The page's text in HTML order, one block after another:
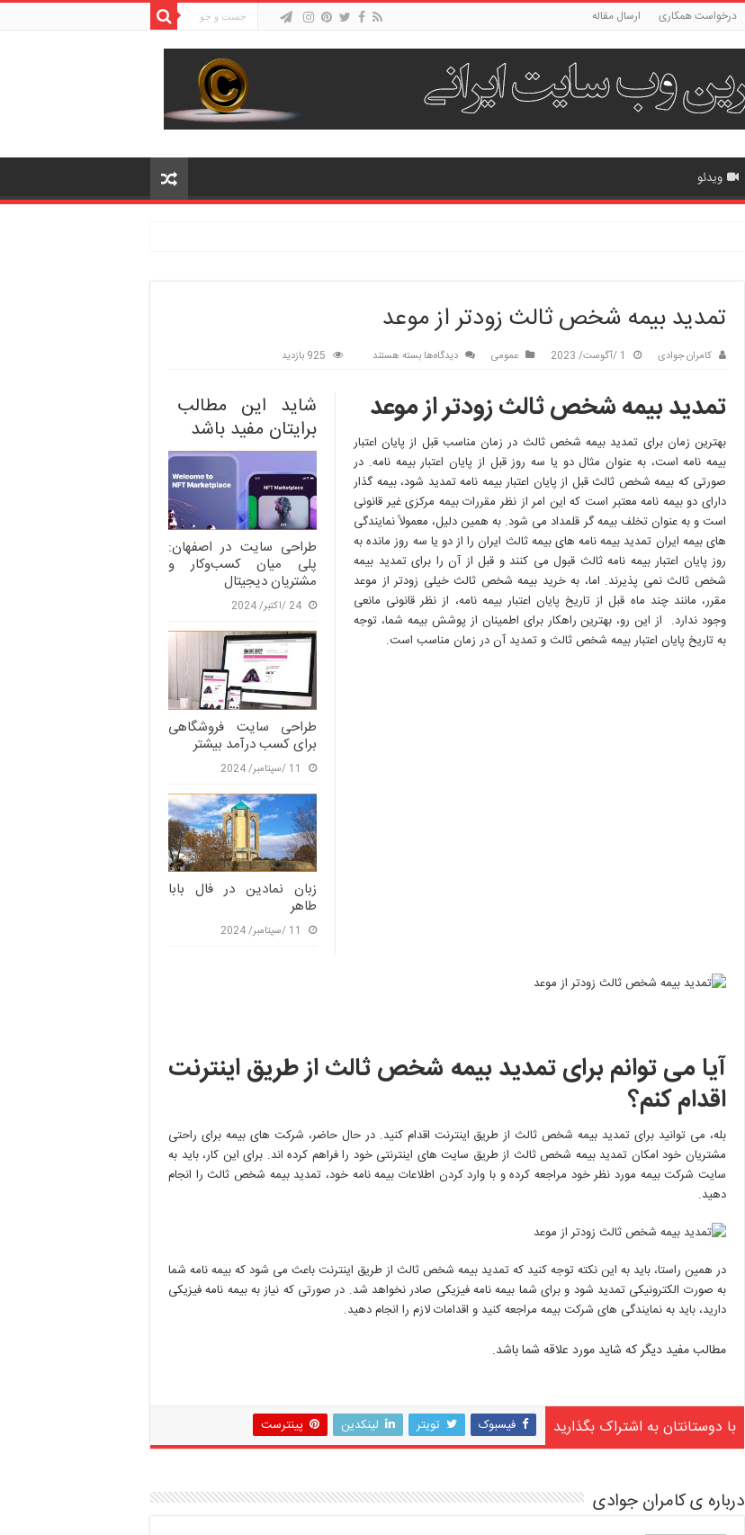
درخواست همکاری ارسال مقاله
ویدئو
تمدید بیمه شخص ثالث زودتر از موعد
کامران جوادی 1 /آگوست/ 2023 عمومی دیدگاه‌ها برای
شخص
ثالث
زودتر
از
موعد
بسته هستند 925 بازدید
شاید این مطالب
برایتان مفید باشد
طراحی سایت در اصفهان:
پلی میان کسب‌وکار و
مشتریان دیجیتال
24 /اکتبر/ 2024
طراحی سایت فروشگاهی
برای کسب درآمد بیشتر
11 /سپتامبر/ 2024
زبان نمادین در فال بابا
طاهر
11 /سپتامبر/ 2024
تمدید بیمه شخص ثالث زودتر از موعد
بهترین زمان برای تمدید بیمه شخص ثالث در زمان مناسب قبل از پایان اعتبار
بیمه نامه است، به عنوان مثال دو یا سه روز قبل از پایان اعتبار بیمه نامه. در
صورتی که بیمه شخص ثالث قبل از پایان اعتبار بیمه نامه تمدید شود، بیمه گذار
دارای دو بیمه نامه معتبر است که این امر از نظر مقررات بیمه مرکزی غیر قانونی
است و به عنوان تخلف بیمه گر قلمداد می شود. به همین دلیل، معمولاً نمایندگی
های بیمه ایران تمدید بیمه نامه های بیمه ثالث ایران را از دو یا سه روز مانده به
روز پایان اعتبار بیمه نامه ثالث قبول می کنند و قبل از آن را برای تمدید بیمه
شخص ثالث نمی پذیرند. اما، به خرید بیمه شخص ثالث خیلی زودتر از موعد
مقرر، مانند چند ماه قبل از تاریخ پایان اعتبار بیمه نامه، از نظر قانونی مانعی
وجود ندارد. از این رو، بهترین راهکار برای اطمینان از پوشش بیمه شما، توجه
به تاریخ پایان اعتبار بیمه شخص ثالث و تمدید آن در زمان مناسب است.
آیا می توانم برای تمدید بیمه شخص ثالث از طریق اینترنت
اقدام کنم؟
بله، می توانید برای تمدید بیمه شخص ثالث از طریق اینترنت اقدام کنید. در حال حاضر، شرکت های بیمه برای راحتی
مشتریان خود امکان تمدید بیمه شخص ثالث از طریق سایت های اینترنتی خود را فراهم کرده اند. برای این کار، باید به
سایت شرکت بیمه مورد نظر خود مراجعه کرده و با وارد کردن اطلاعات بیمه نامه خود، تمدید بیمه شخص ثالث را انجام
دهید.
در همین راستا، باید به این نکته توجه کنید که تمدید بیمه شخص ثالث از طریق اینترنت باعث می شود که بیمه نامه شما
به صورت الکترونیکی تمدید شود و برای شما بیمه نامه فیزیکی صادر نخواهد شد. در صورتی که نیاز به بیمه نامه فیزیکی
دارید، باید به نمایندگی های شرکت بیمه مراجعه کنید و اقدامات لازم را انجام دهید.
مطالب مفید دیگر که شاید مورد علاقه شما باشد.
با دوستانتان به اشتراک بگذارید فیسبوک تویتر لینکدین پینترست
درباره ی کامران جوادی